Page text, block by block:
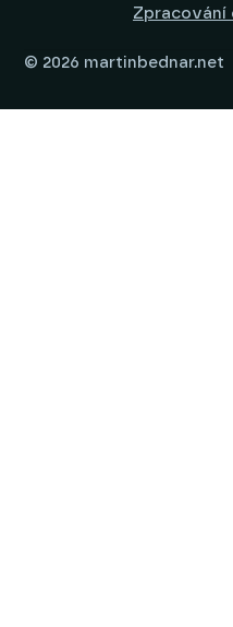
Zpracování
© 2026 martinbednar.net